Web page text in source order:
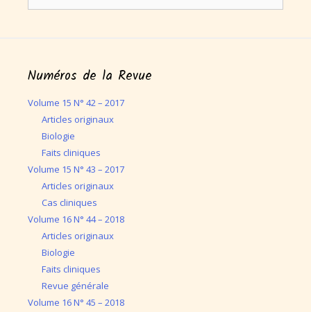
Numéros de la Revue
Volume 15 N° 42 – 2017
Articles originaux
Biologie
Faits cliniques
Volume 15 N° 43 – 2017
Articles originaux
Cas cliniques
Volume 16 N° 44 – 2018
Articles originaux
Biologie
Faits cliniques
Revue générale
Volume 16 N° 45 – 2018